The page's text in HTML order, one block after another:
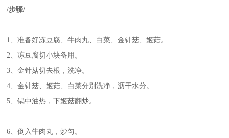
/步骤/
1、准备好冻豆腐、牛肉丸、白菜、金针菇、姬菇。
2、冻豆腐切小块备用。
3、金针菇切去根，洗净。
4、金针菇、姬菇、白菜分别洗净，沥干水分。
5、锅中油热，下姬菇翻炒。
6、倒入牛肉丸，炒匀。